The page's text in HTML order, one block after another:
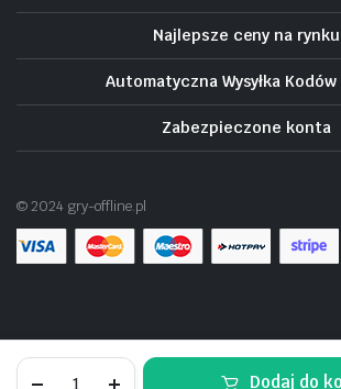
KING
Dodaj do
Najlepsze ceny na rynku
Automatyczna Wysyłka Kodów
Zabezpieczone konta
© 2024 gry-offline.pl